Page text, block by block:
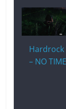
Hardrock
– NO TIME